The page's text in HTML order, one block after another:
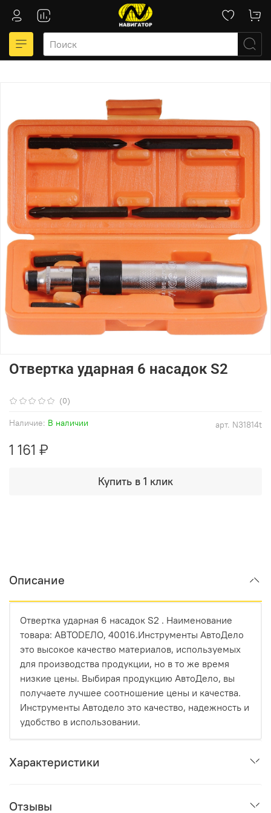
(0)
арт. N31814t
Наличие: В наличии
Отвертка ударная 6 насадок S2
1 161 ₽
Купить в 1 клик
Описание
Отвертка ударная 6 насадок S2 . Наименование
товара: АВТОDЕЛО, 40016.Инструменты АвтоДело
это высокое качество материалов, используемых
для производства продукции, но в то же время
низкие цены. Выбирая продукцию АвтоДело, вы
получаете лучшее соотношение цены и качества.
Инструменты Автодело это качество, надежность и
удобство в использовании.
Характеристики
Отзывы